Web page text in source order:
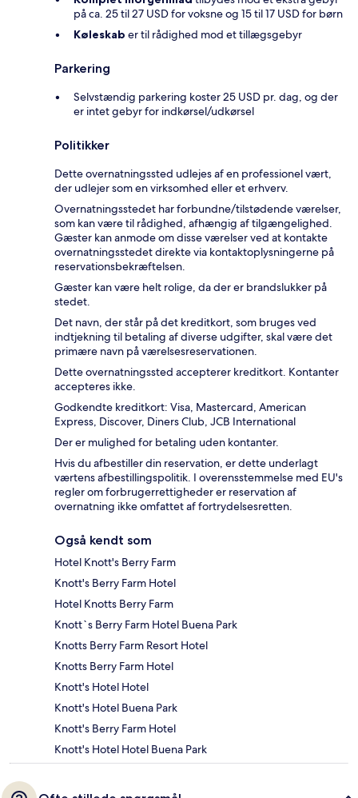
på ca. 25 til 27 USD for voksne og 15 til 17 USD for børn
Køleskab er til rådighed mod et tillægsgebyr
Parkering
Selvstændig parkering koster 25 USD pr. dag, og der
er intet gebyr for indkørsel/udkørsel
Politikker
Dette overnatningssted udlejes af en professionel vært,
der udlejer som en virksomhed eller et erhverv.
Overnatningsstedet har forbundne/tilstødende værelser,
som kan være til rådighed, afhængig af tilgængelighed.
Gæster kan anmode om disse værelser ved at kontakte
overnatningsstedet direkte via kontaktoplysningerne på
reservationsbekræftelsen.
Gæster kan være helt rolige, da der er brandslukker på
stedet.
Det navn, der står på det kreditkort, som bruges ved
indtjekning til betaling af diverse udgifter, skal være det
primære navn på værelsesreservationen.
Dette overnatningssted accepterer kreditkort. Kontanter
accepteres ikke.
Godkendte kreditkort: Visa, Mastercard, American
Express, Discover, Diners Club, JCB International
Der er mulighed for betaling uden kontanter.
Hvis du afbestiller din reservation, er dette underlagt
værtens afbestillingspolitik. I overensstemmelse med EU's
regler om forbrugerrettigheder er reservation af
overnatning ikke omfattet af fortrydelsesretten.
Også kendt som
Hotel Knott's Berry Farm
Knott's Berry Farm Hotel
Hotel Knotts Berry Farm
Knott`s Berry Farm Hotel Buena Park
Knotts Berry Farm Resort Hotel
Knotts Berry Farm Hotel
Knott's Hotel Hotel
Knott's Hotel Buena Park
Knott's Berry Farm Hotel
Knott's Hotel Hotel Buena Park